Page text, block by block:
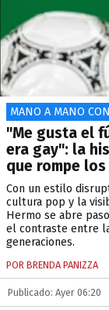
MANO A MANO
"Me gusta el
era gay": la
que rompe
Con un estilo
cultura pop y la
Hermo se abre
el contraste entre
generaciones.
POR BRENDA PANIZZA
Publicado: Ayer 06:20